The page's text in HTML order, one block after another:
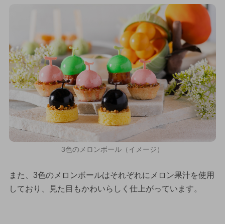
3色のメロンボール（イメージ）
また、3色のメロンボールはそれぞれにメロン果汁を使用
しており、見た目もかわいらしく仕上がっています。